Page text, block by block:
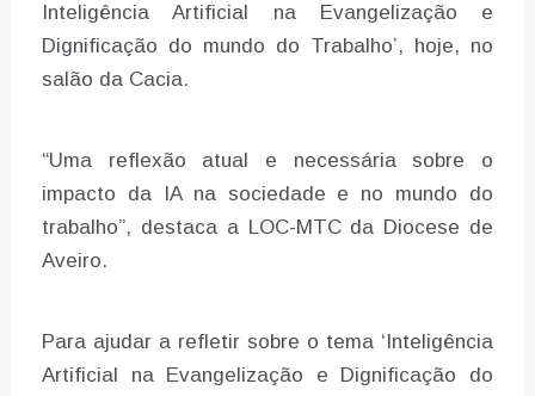
Inteligência Artificial na Evangelização e
Dignificação do mundo do Trabalho’, hoje, no
salão da Cacia.
“Uma reflexão atual e necessária sobre o
impacto da IA na sociedade e no mundo do
trabalho”, destaca a LOC-MTC da Diocese de
Aveiro.
Para ajudar a refletir sobre o tema ‘Inteligência
Artificial na Evangelização e Dignificação do